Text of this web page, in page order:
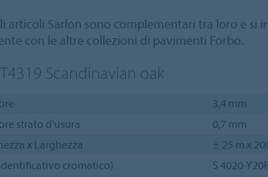
articoli Sarlon sono complementari tra loro e si
con le altre collezioni di pavimenti Forbo.
Scandinavian oak
3,4 mm
strato d'usura
0,7 mm
x Larghezza
± 25 m x
cromatico)
S 4020-